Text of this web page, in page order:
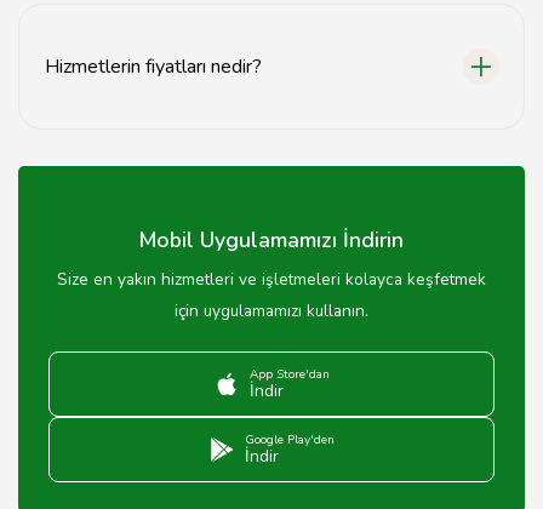
Hizmetlerin fiyatları nedir?
değişiklik göstermektedir.
Mobil Uygulamamızı İndirin
Size en yakın hizmetleri ve işletmeleri kolayca keşfetmek
için uygulamamızı kullanın.
App Store'dan
İndir
Google Play'den
İndir